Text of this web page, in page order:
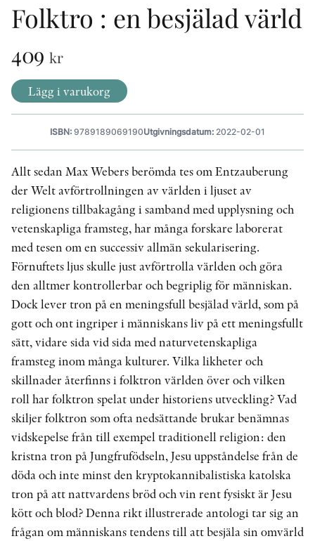
PEER REVIEW-PROCESSEN
Folktro : en besjälad värld
409 kr
Lägg i varukorg
ISBN: 9789189069190Utgivningsdatum: 2022-02-01
Allt sedan Max Webers berömda tes om Entzauberung
der Welt avförtrollningen av världen i ljuset av
religionens tillbakagång i samband med upplysning och
vetenskapliga framsteg, har många forskare laborerat
med tesen om en successiv allmän sekularisering.
Förnuftets ljus skulle just avförtrolla världen och göra
den alltmer kontrollerbar och begriplig för människan.
Dock lever tron på en meningsfull besjälad värld, som på
gott och ont ingriper i människans liv på ett meningsfullt
sätt, vidare sida vid sida med naturvetenskapliga
framsteg inom många kulturer. Vilka likheter och
skillnader återfinns i folktron världen över och vilken
roll har folktron spelat under historiens utveckling? Vad
skiljer folktron som ofta nedsättande brukar benämnas
vidskepelse från till exempel traditionell religion: den
kristna tron på Jungfrufödseln, Jesu uppståndelse från de
döda och inte minst den kryptokannibalistiska katolska
tron på att nattvardens bröd och vin rent fysiskt är Jesu
kött och blod? Denna rikt illustrerade antologi tar sig an
frågan om människans tendens till att besjäla sin omvärld